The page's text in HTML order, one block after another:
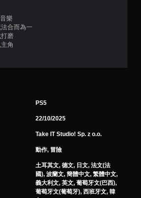
樂
合而為一
磨
角
PS5
22/10/2025
Take IT Studio! Sp. z o.o.
動作, 冒險
土耳其文, 德文, 日文, 法文(法
國), 波蘭文, 簡體中文, 繁體中文,
義大利文, 英文, 葡萄牙文(巴西),
葡萄牙文(葡萄牙), 西班牙文, 韓